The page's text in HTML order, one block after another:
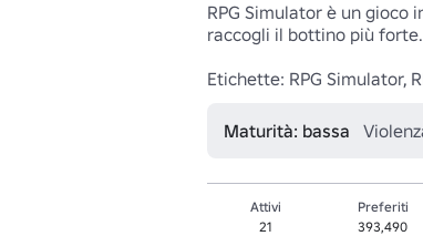
RPG Simulator è un
raccogli il bottino più
Etichette: RPG Simulator,
Maturità: bassa
Attivi
21
Preferiti
393,490